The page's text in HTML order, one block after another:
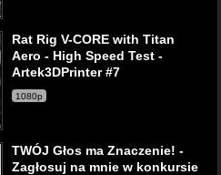
Rat Rig V-CORE with Titan
Aero - High Speed Test -
Artek3DPrinter #7
1080p
TWÓJ Głos ma Znaczenie! -
Zagłosuj na mnie w konkursie